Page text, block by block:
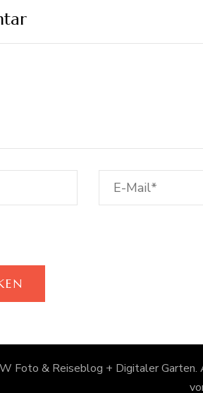
Foto & Reiseblog + Digitaler Garten.